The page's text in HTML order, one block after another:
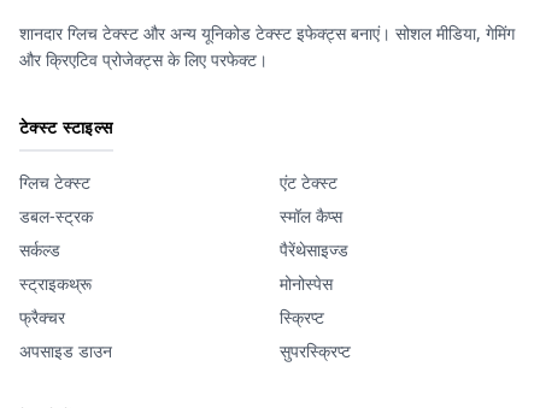
शानदार ग्लिच टेक्स्ट और अन्य यूनिकोड टेक्स्ट इफेक्ट्स बनाएं। सोशल मीडिया, गेमिंग
और क्रिएटिव प्रोजेक्ट्स के लिए परफेक्ट।
टेक्स्ट स्टाइल्स
ग्लिच टेक्स्ट
एंट टेक्स्ट
डबल-स्ट्रक
स्मॉल कैप्स
सर्कल्ड
पैरेंथेसाइज्ड
स्ट्राइकथ्रू
मोनोस्पेस
फ्रैक्चर
स्क्रिप्ट
अपसाइड डाउन
सुपरस्क्रिप्ट